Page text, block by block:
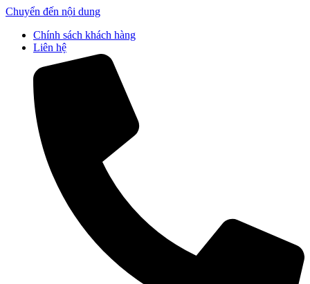
Chuyển đến nội dung
Chính sách khách hàng
Liên hệ